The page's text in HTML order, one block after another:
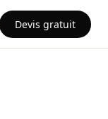
Devis gratuit